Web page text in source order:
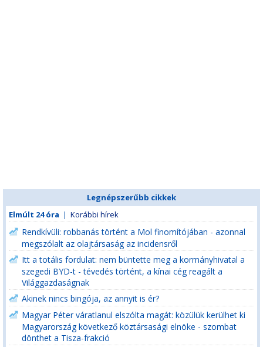
Legnépszerűbb cikkek
Elmúlt 24 óra | Korábbi hírek
Rendkívüli: robbanás történt a Mol finomítójában - azonnal
megszólalt az olajtársaság az incidensről
Itt a totális fordulat: nem büntette meg a kormányhivatal a
szegedi BYD-t - tévedés történt, a kínai cég reagált a
Világgazdaságnak
Akinek nincs bingója, az annyit is ér?
Magyar Péter váratlanul elszólta magát: közülük kerülhet ki
Magyarország következő köztársasági elnöke - szombat
dönthet a Tisza-frakció